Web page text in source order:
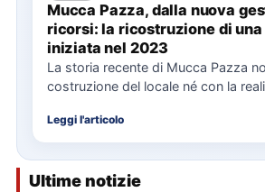
Mucca Pazza, dalla nuova
ricorsi: la ricostruzione di
iniziata nel 2023
La storia recente di Mucca Pazza
costruzione del locale né con la
Leggi l'articolo
Ultime notizie